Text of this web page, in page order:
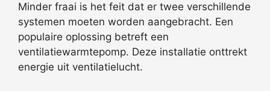
Minder fraai is het feit dat er twee verschillende
systemen moeten worden aangebracht. Een
populaire oplossing betreft een
ventilatiewarmtepomp. Deze installatie onttrekt
energie uit ventilatielucht.